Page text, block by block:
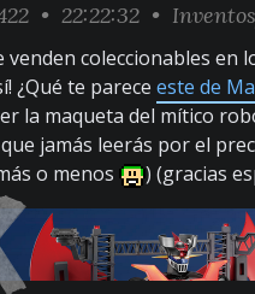
• 22:22:32 •
venden coleccionables en
¿Qué te parece este de
la maqueta del mítico
jamás leerás por el
o menos
) (gracias